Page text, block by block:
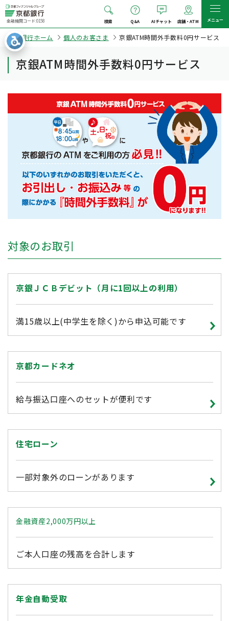
金融機関コード:0158 検索 Q&A AIチャット 店舗・ATM メニュー
京都銀行ホーム 個人のお客さま 京銀ATM時間外手数料0円サービス
京銀ATM時間外手数料0円サービス
対象のお取引
京銀ＪＣＢデビット（月に1回以上の利用）
満15歳以上(中学生を除く)から申込可能です
京都カードネオ
給与振込口座へのセットが便利です
住宅ローン
一部対象外のローンがあります
金融資産2,000万円以上
ご本人口座の残高を合計します
年金自動受取